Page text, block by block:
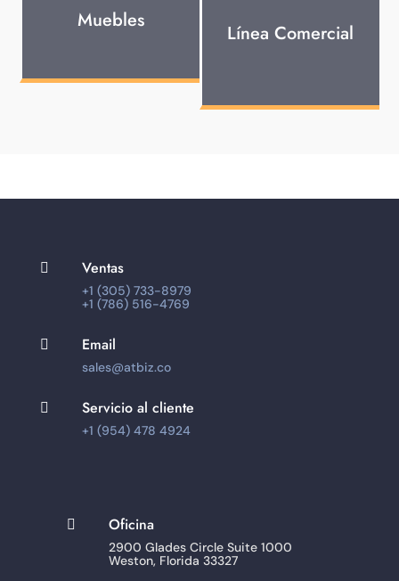
Muebles
Línea Comercial
 Ventas
+1 (305) 733-8979
+1 (786) 516-4769
 Email
sales@atbiz.co
 Servicio al cliente
+1 (954) 478 4924
 Oficina
2900 Glades Circle Suite 1000
Weston, Florida 33327